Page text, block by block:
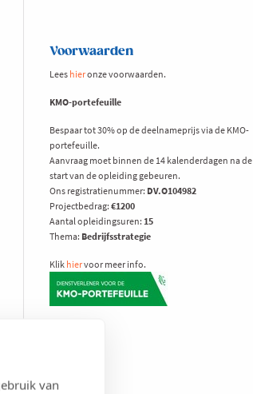
van
Voorwaarden
Lees hieronze voorwaarden.
KMO-portefeuille
Bespaar tot 30% op de deelnameprijs via de KMO-
portefeuille.
Aanvraag moet binnen de 14 kalenderdagen na de
start van de opleiding gebeuren.
Ons registratienummer: DV.O104982
Projectbedrag: €1200
Aantal opleidingsuren: 15
Thema: Bedrijfsstrategie
Klik hiervoor meer info.